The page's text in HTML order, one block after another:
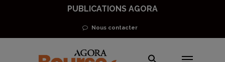
main
PUBLICATIONS AGORA
Nous contacter
Menu